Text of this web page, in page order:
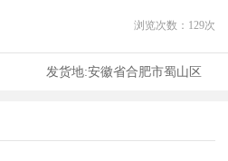
浏览次数： 129次
发货地:安徽省合肥市蜀山区